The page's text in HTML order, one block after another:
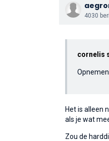
4030
cornelis
Het is alleen
als je wat
Zou de